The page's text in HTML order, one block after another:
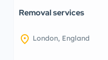
Removal services
location_on London, England